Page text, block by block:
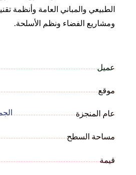
الطبيعي والمباني العامة وأنظمة
ومشاريع الفضاء ونظم الأسلحة.
عميل
موقع
عام المنجزة الجمعة،
مساحة السطح
قيمة